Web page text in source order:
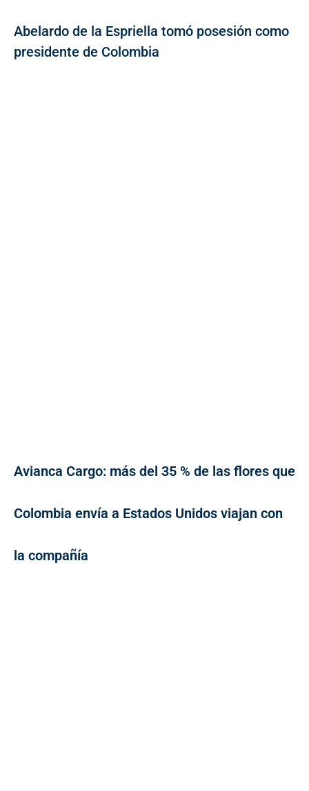
Abelardo de la Espriella tomó posesión como
presidente de Colombia
Avianca Cargo: más del 35 % de las flores que
Colombia envía a Estados Unidos viajan con
la compañía